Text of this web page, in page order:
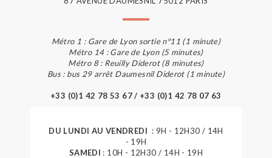
Métro 1 : Gare de Lyon sortie n°11 (1 minute)
Métro 14 : Gare de Lyon (5 minutes)
Métro 8 : Reuilly Diderot (8 minutes)
Bus : bus 29 arrêt Daumesnil Diderot (1 minute)
+33 (0)1 42 78 53 67 / +33 (0)1 42 78 07 63
DU LUNDI AU VENDREDI : 9H - 12H30 / 14H
- 19H
SAMEDI : 10H - 12H30 / 14H - 19H